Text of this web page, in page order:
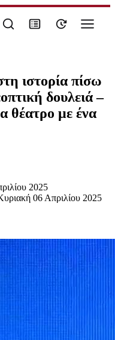
ιστορία πίσω
δουλειά –
θέατρο με ένα
2025
06 Απριλίου 2025